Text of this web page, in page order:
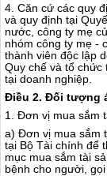
4. Căn cứ các quy
và quy định tại
nước, công ty mẹ
nhóm công ty mẹ -
thành viên độc lập
Quy chế và tổ chức
tại doanh nghiệp.
Điều 2. Đối tượng
1. Đơn vị mua sắm
a) Đơn vị mua sắm
tại Bộ Tài chính để
mục mua sắm tài
bệnh cho người,